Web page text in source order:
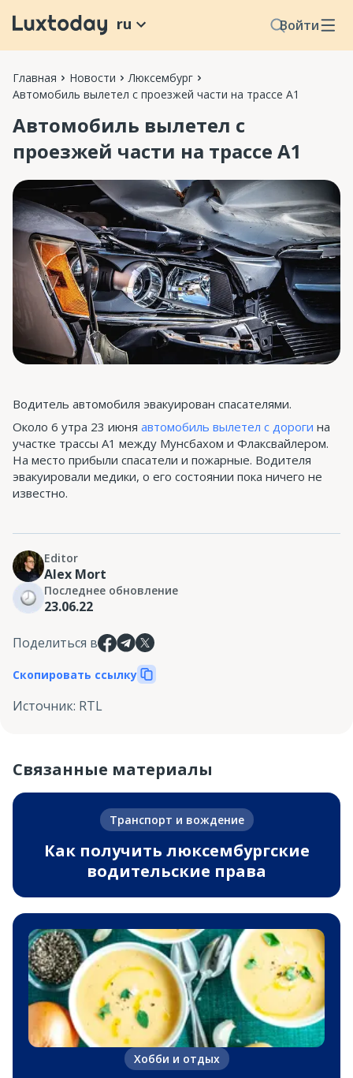
Войти
ru
Главная Новости
Люксембург
Автомобиль вылетел с проезжей части на трассе А1
Автомобиль вылетел с
проезжей части на трассе А1
Водитель автомобиля эвакуирован спасателями.
Около 6 утра 23 июня автомобиль вылетел с дороги на
участке трассы А1 между Мунсбахом и Флаксвайлером.
На место прибыли спасатели и пожарные. Водителя
эвакуировали медики, о его состоянии пока ничего не
известно.
Editor
Alex Mort
Последнее обновление
23.06.22
Поделиться в
Скопировать ссылку
Источник: RTL
Связанные материалы
Транспорт и вождение
Как получить люксембургские
водительские права
Хобби и отдых